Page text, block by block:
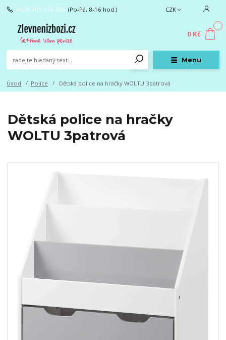
Menu
CZK
+420 705 976 386 (Po-Pá, 8-16 hod.)
0
0 Kč
Úvod Police Dětská police na hračky WOLTU 3patrová
Dětská police na hračky
WOLTU 3patrová